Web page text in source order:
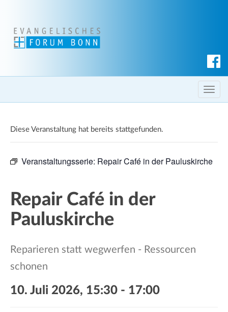
c
h T
o
l
Diese Veranstaltung hat bereits stattgefunden.
Veranstaltungsserie: Repair Café in der Pauluskirche
Repair Café in der
Pauluskirche
Reparieren statt wegwerfen - Ressourcen
schonen
10. Juli 2026, 15:30 - 17:00